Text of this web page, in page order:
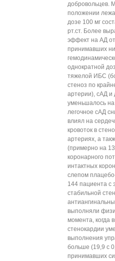
добровольцев.
положении
дозе 100 мг
рт.ст. Более
эффект на АД
принимавших
однократной
тяжелой ИБС
стеноз по
артерии), сАД и
уменьшалось на
легочное сАД
влиял на
кровоток в
артериях, а
(примерно на
коронарного
интактных
слепом
144 пациента с
стабильной
выполняли
момента, когда
стенокардии
выполнения
больше (19,9 с
принимавших